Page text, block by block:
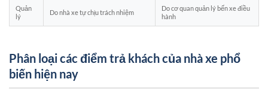
Quản
lý
Do nhà xe tự chịu trách nhiệm
Do cơ quan quản lý bến xe điều
hành
Phân loại các điểm trả khách của nhà xe phổ
biến hiện nay